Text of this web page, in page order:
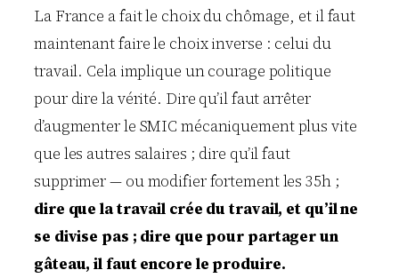
La France a fait le choix du chômage, et il faut
maintenant faire le choix inverse : celui du
travail. Cela implique un courage politique
pour dire la vérité. Dire qu’il faut arrêter
d’augmenter le SMIC mécaniquement plus vite
que les autres salaires ; dire qu’il faut
supprimer — ou modifier fortement les 35h ;
dire que la travail crée du travail, et qu’il ne
se divise pas ; dire que pour partager un
gâteau, il faut encore le produire.